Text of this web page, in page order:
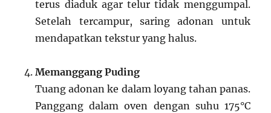
terus diaduk agar telur tidak menggumpal.
Setelah tercampur, saring adonan untuk
mendapatkan tekstur yang halus.
Memanggang Puding
Tuang adonan ke dalam loyang tahan panas.
Panggang dalam oven dengan suhu 175°C